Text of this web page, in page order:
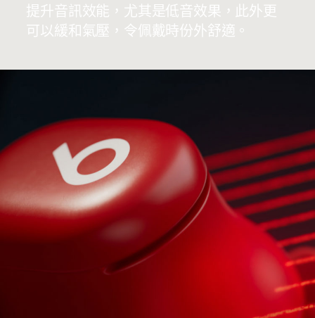
提升音訊效能，尤其是低音效果，此外更
可以緩和氣壓，令佩戴時份外舒適。